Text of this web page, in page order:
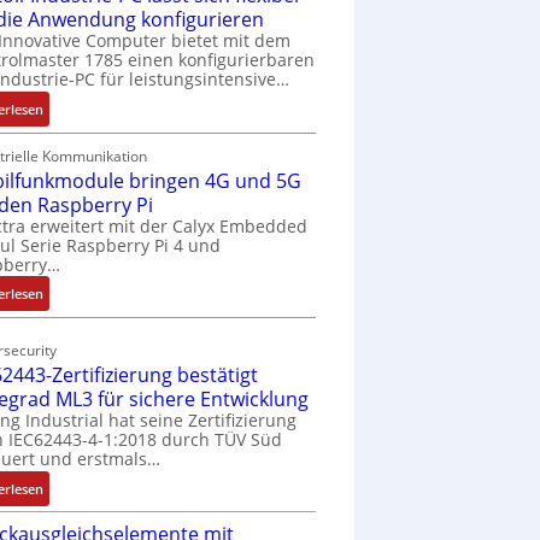
Anwendung konfigurieren
Computer bietet mit dem
1785 einen konfigurierbaren
PC für leistungsintensive…
:
1
9
-
Z
o
l
l
-
I
d
u
s
t
r
i
e
Kommunikation
bringen 4G und 5G
Raspberry Pi
erweitert mit der Calyx Embedded
Serie Raspberry Pi 4 und
:
M
b
i
l
f
u
n
k
Zertifizierung bestätigt
ML3 für sichere Entwicklung
Industrial hat seine Zertifizierung
IEC62443-4-1:2018 durch TÜV Süd
und erstmals…
:
I
E
mit